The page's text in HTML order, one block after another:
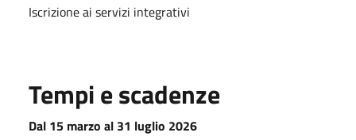
Iscrizione ai servizi integrativi
Tempi e scadenze
Dal 15 marzo al 31 luglio 2026